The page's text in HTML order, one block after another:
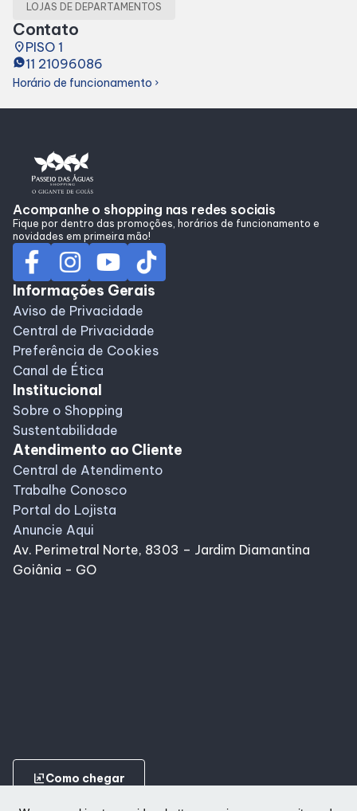
Lojas e Restaurantes
Lojas
Alimentação
Programa de Benefícios
LOJAS DE DEPARTAMENTOS
Contato
placePISO 1
11 21096086
Horário de funcionamento chevron_right
Acompanhe o shopping nas redes sociais
Fique por dentro das promoções, horários de funcionamento e
novidades em primeira mão!
Informações Gerais
Aviso de Privacidade
Central de Privacidade
Preferência de Cookies
Canal de Ética
Institucional
Sobre o Shopping
Sustentabilidade
Atendimento ao Cliente
Central de Atendimento
Trabalhe Conosco
Portal do Lojista
Anuncie Aqui
Av. Perimetral Norte, 8303 – Jardim Diamantina
Goiânia - GO
ungroupComo chegar